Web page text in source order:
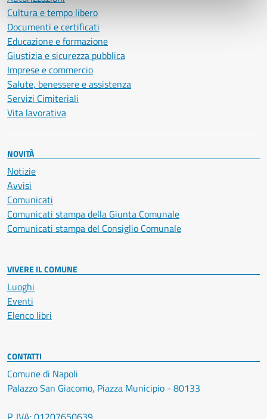
Cultura e tempo libero
Documenti e certificati
Educazione e formazione
Giustizia e sicurezza pubblica
Imprese e commercio
Salute, benessere e assistenza
Servizi Cimiteriali
Vita lavorativa
NOVITÀ
Notizie
Avvisi
Comunicati
Comunicati stampa della Giunta Comunale
Comunicati stampa del Consiglio Comunale
VIVERE IL COMUNE
Luoghi
Eventi
Elenco libri
CONTATTI
Comune di Napoli
Palazzo San Giacomo, Piazza Municipio - 80133